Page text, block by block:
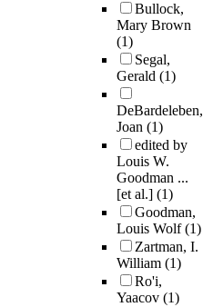
Bullock,
Mary Brown
(1)
Segal,
Gerald (1)
DeBardeleben,
Joan (1)
edited by
Louis W.
Goodman ...
[et al.] (1)
Goodman,
Louis Wolf(1)
Zartman, I.
William (1)
Ro'i,
Yaacov (1)